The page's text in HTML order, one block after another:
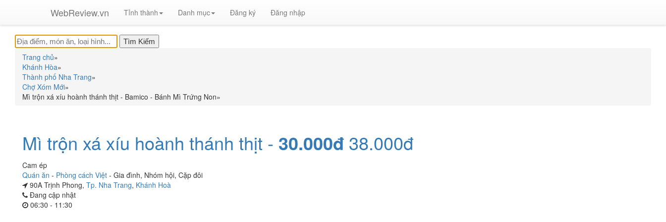
WebReview.vn Tỉnh thành Danh mục Đăng ký Đăng nhập
Trang chủ»
Khánh Hòa»
Thành phố Nha Trang»
Chợ Xóm Mới»
Mì trộn xá xíu hoành thánh thịt - Bamico - Bánh Mì Trứng Non»
Mì trộn xá xíu hoành thánh thịt - 30.000đ 38.000đ
Cam ép
Quán ăn - Phòng cách Việt - Gia đình, Nhóm hội, Cặp đôi
90A Trịnh Phong, Tp. Nha Trang, Khánh Hoà
Đang cập nhật
06:30 - 11:30